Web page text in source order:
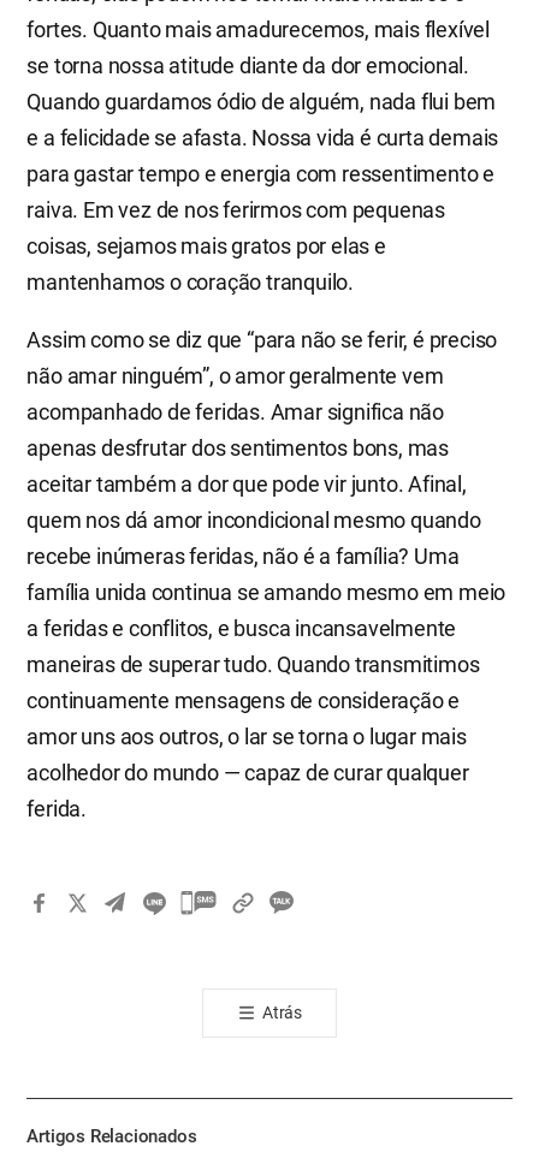
fortes. Quanto mais amadurecemos, mais flexível
se torna nossa atitude diante da dor emocional.
Quando guardamos ódio de alguém, nada flui bem
e a felicidade se afasta. Nossa vida é curta demais
para gastar tempo e energia com ressentimento e
raiva. Em vez de nos ferirmos com pequenas
coisas, sejamos mais gratos por elas e
mantenhamos o coração tranquilo.
Assim como se diz que “para não se ferir, é preciso
não amar ninguém”, o amor geralmente vem
acompanhado de feridas. Amar significa não
apenas desfrutar dos sentimentos bons, mas
aceitar também a dor que pode vir junto. Afinal,
quem nos dá amor incondicional mesmo quando
recebe inúmeras feridas, não é a família? Uma
família unida continua se amando mesmo em meio
a feridas e conflitos, e busca incansavelmente
maneiras de superar tudo. Quando transmitimos
continuamente mensagens de consideração e
amor uns aos outros, o lar se torna o lugar mais
acolhedor do mundo — capaz de curar qualquer
ferida.
카
톡
공
기
Atrás
Artigos Relacionados